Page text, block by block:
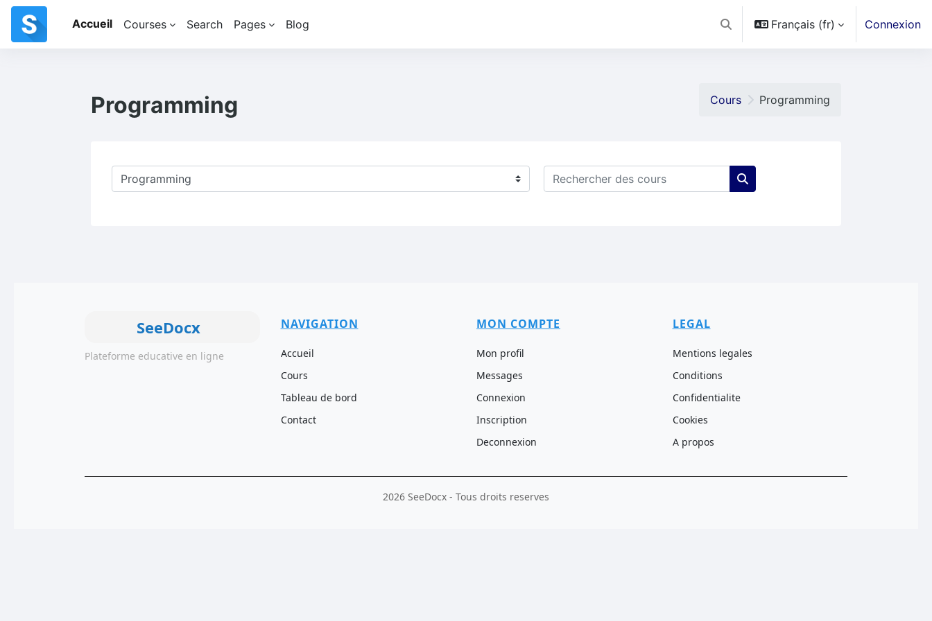
Passer au contenu principal
Accueil Courses Search Pages Blog
Activer/désactiver la saisie de recherche
Français ‎(fr)‎ Connexion
Programming Cours Programming
Catégories de cours
Rechercher des cours
Rechercher des cours
SeeDocx
Plateforme educative en ligne
NAVIGATION
Accueil
Cours
Tableau de bord
Contact
MON COMPTE
Mon profil
Messages
Connexion
Inscription
Deconnexion
LEGAL
Mentions legales
Conditions
Confidentialite
Cookies
A propos
2026 SeeDocx - Tous droits reserves